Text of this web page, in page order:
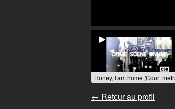
← Retour au profil